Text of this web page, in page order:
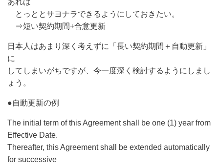
あれば
とっととサヨナラできるようにしておきたい。
⇒短い契約期間+合意更新
日本人はあまり深く考えずに「長い契約期間＋自動更新」
に
してしまいがちですが、今一度深く検討するようにしまし
ょう。
●自動更新の例
The initial term of this Agreement shall be one (1) year from
Effective Date.
Thereafter, this Agreement shall be extended automatically
for successive